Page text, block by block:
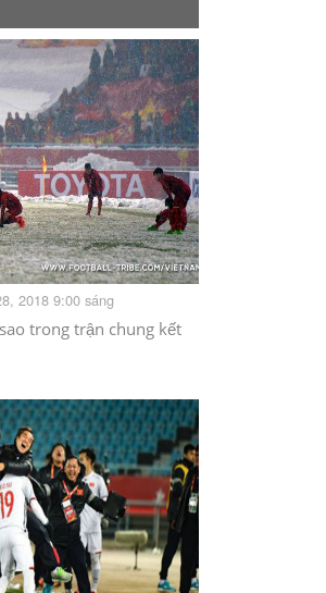
2018 9:00 sáng
trong trận chung kết